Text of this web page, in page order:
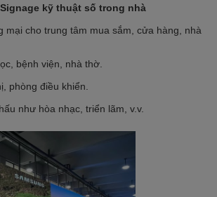
kỹ thuật số trong nhà
mại cho trung tâm mua sắm, cửa hàng, nhà
bệnh viện, nhà thờ.
phòng điều khiển.
như hòa nhạc, triển lãm, v.v.